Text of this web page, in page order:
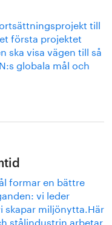
till
första projektet
ska visa vägen till så
globala mål och
formar en bättre
vi leder
skapar miljönytta.Här
stålindustrin arbetar